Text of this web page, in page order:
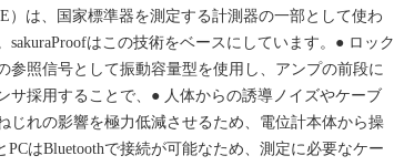
）は、国家標準器を測定する計測器の一部として使わ
sakuraProofはこの技術をベースにしています。● ロック
参照信号として振動容量型を使用し、アンプの前段に
サ採用することで、● 人体からの誘導ノイズやケーブ
じれの影響を極力低減させるため、電位計本体から操
PCはBluetoothで接続が可能なため、測定に必要なケー